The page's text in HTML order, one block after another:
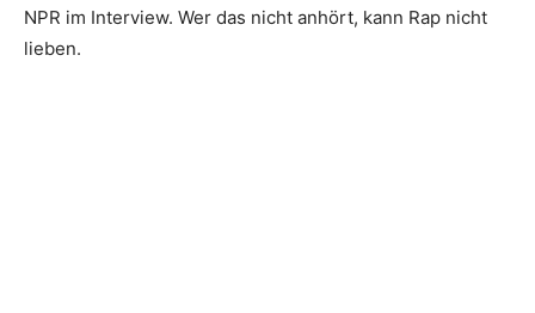
NPR im Interview. Wer das nicht anhört, kann Rap nicht
lieben.